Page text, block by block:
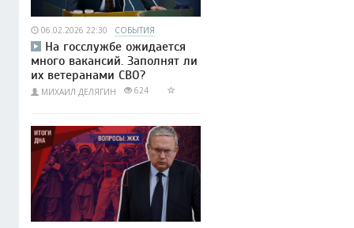
06.02.2026 22:30 СОБЫТИЯ
На госслужбе ожидается
много вакансий. Заполнят ли
их ветеранами СВО?
МИХАИЛ ДЕЛЯГИН 624